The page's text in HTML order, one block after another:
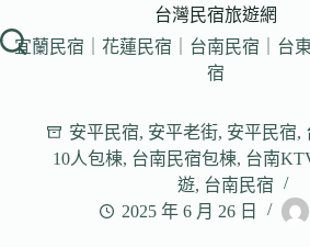
至
台灣民宿旅遊網
宜蘭民宿｜花蓮民宿｜台南民宿｜台
宿
安平民宿, 安平老街, 安平民宿,
10人包棟, 台南民宿包棟, 台南
遊, 台南民宿
2025 年 6 月 26 日